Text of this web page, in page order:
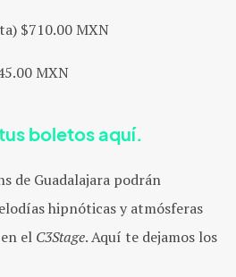
$710.00 MXN
MXN
boletos aquí.
de Guadalajara podrán
hipnóticas y atmósferas
en el C3Stage. Aquí te dejamos los